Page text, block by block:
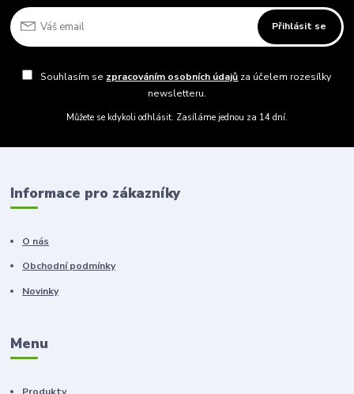
Přihlásit se
Souhlasím se zpracováním osobních údajů za účelem rozesílky
newsletteru.
Můžete se kdykoli odhlásit. Zasíláme jednou za 14 dní.
Informace pro zákazníky
O nás
Obchodní podmínky
Novinky
Menu
Produkty